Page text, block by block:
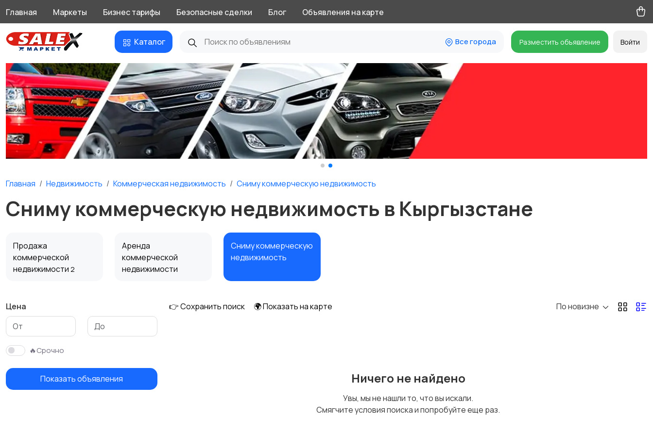
Главная Маркеты Бизнес тарифы Безопасные сделки Блог Объявления на карте
Каталог Все города Разместить объявление Войти
Главная Недвижимость Коммерческая недвижимость Сниму коммерческую недвижимость
Сниму коммерческую недвижимость в Кыргызстане
Продажа
коммерческой
недвижимости 2
Аренда
коммерческой
недвижимости
Сниму коммерческую
недвижимость
Цена
🔥Срочно
Показать объявления
👉 Сохранить поиск 🌍 Показать на карте По новизне
Ничего не найдено
Увы, мы не нашли то, что вы искали.
Смягчите условия поиска и попробуйте еще раз.